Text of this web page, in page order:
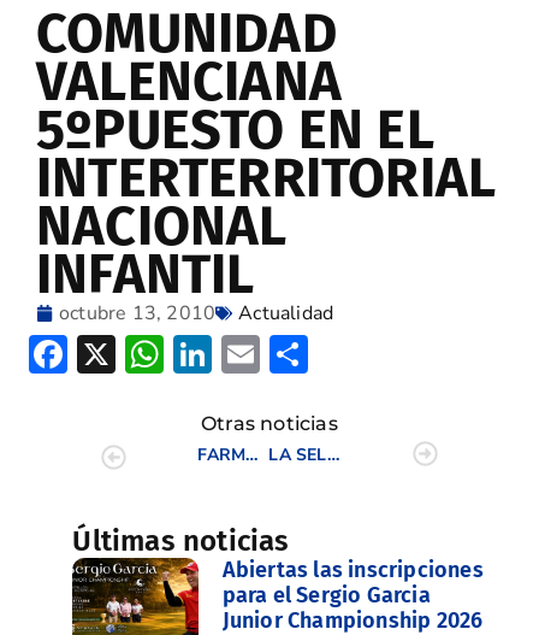
COMUNIDAD
VALENCIANA
5ºPUESTO EN EL
INTERTERRITORIAL
NACIONAL
INFANTIL
octubre 13, 2010 Actualidad
Facebook
X WhatsApp
LinkedIn
Email
Otras noticias
FARMAMUNDI CONVOCA A LOS JUGADORES SOLIDARIOS A PARTICIPAR EN SU I TORNEO DE GOLF
LA SELLA GOLF, SEDE DEL CAMPEONATO DE ESPAÑA FEMENINO DE PROFESIONALES
Últimas noticias
Abiertas las inscripciones
para el Sergio Garcia
Junior Championship 2026